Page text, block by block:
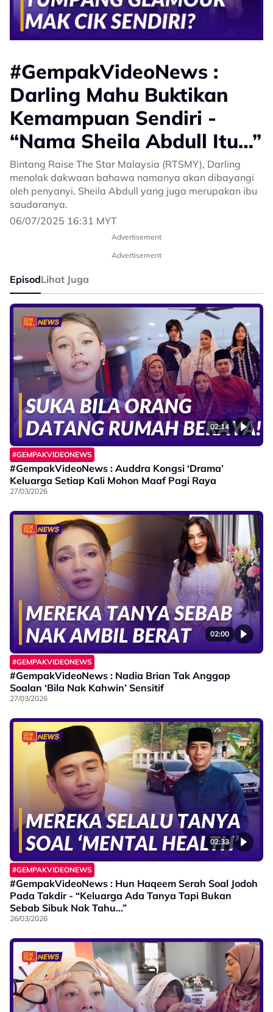
#GempakVideoNews :
Darling Mahu Buktikan
Kemampuan Sendiri -
“Nama Sheila Abdull Itu…”
Bintang Raise The Star Malaysia (RTSMY), Darling
menolak dakwaan bahawa namanya akan dibayangi
oleh penyanyi, Sheila Abdull yang juga merupakan ibu
saudaranya.
06/07/2025 16:31 MYT
Advertisement
Advertisement
EpisodLihat Juga
02:14
#GEMPAKVIDEONEWS
#GempakVideoNews : Auddra Kongsi ‘Drama’
Keluarga Setiap Kali Mohon Maaf Pagi Raya
27/03/2026
02:00
#GEMPAKVIDEONEWS
#GempakVideoNews : Nadia Brian Tak Anggap
Soalan ‘Bila Nak Kahwin’ Sensitif
27/03/2026
02:33
#GEMPAKVIDEONEWS
#GempakVideoNews : Hun Haqeem Serah Soal Jodoh
Pada Takdir - “Keluarga Ada Tanya Tapi Bukan
Sebab Sibuk Nak Tahu…”
26/03/2026